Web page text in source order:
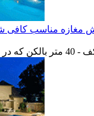
مغازه مناسب کافی
در سند قید نشده - ب